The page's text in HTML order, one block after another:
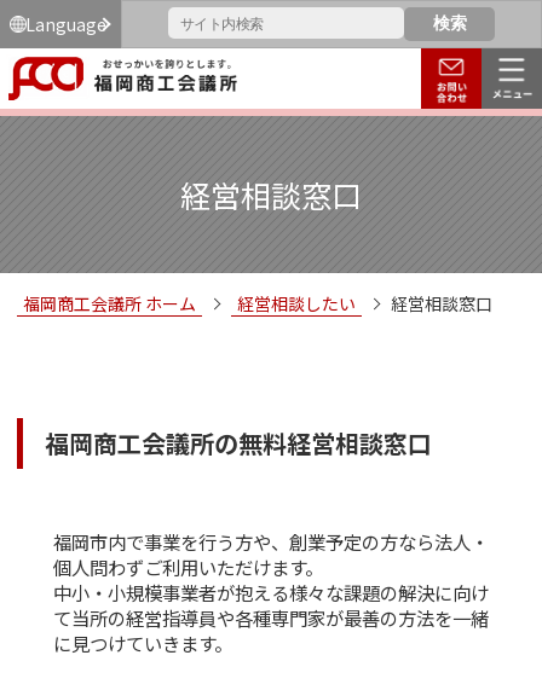
Language
経営相談窓口
福岡商工会議所 ホーム 経営相談したい 経営相談窓口
福岡商工会議所の無料経営相談窓口
福岡市内で事業を行う方や、創業予定の方なら法人・
個人問わずご利用いただけます。
中小・小規模事業者が抱える様々な課題の解決に向け
て当所の経営指導員や各種専門家が最善の方法を一緒
に見つけていきます。